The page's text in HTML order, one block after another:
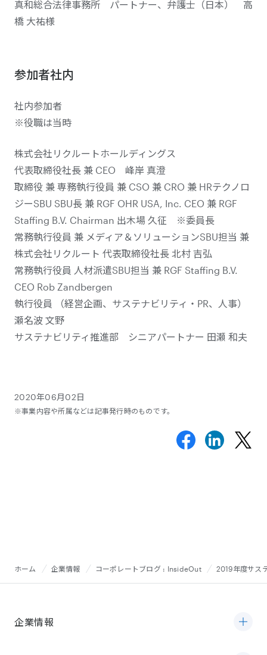
真和総合法律事務所 パートナー、弁護士（日本） 高
橋 大祐様
参加者社内
社内参加者
※役職は当時
株式会社リクルートホールディングス
代表取締役社長 兼 CEO 峰岸 真澄
取締役 兼 専務執行役員 兼 CSO 兼 CRO 兼 HRテクノロ
ジーSBU SBU長 兼 RGF OHR USA, Inc. CEO 兼 RGF
Staffing B.V. Chairman 出木場 久征 ※委員長
常務執行役員 兼 メディア＆ソリューションSBU担当 兼
株式会社リクルート 代表取締役社長 北村 吉弘
常務執行役員 人材派遣SBU担当 兼 RGF Staffing B.V.
CEO Rob Zandbergen
執行役員 （経営企画、サステナビリティ・PR、人事）
瀬名波 文野
サステナビリティ推進部 シニアパートナー 田瀬 和夫
2020年06月02日
※事業内容や所属などは記事発行時のものです。
ホーム 企業情報 コーポレートブログ : InsideOut 2019年度サス
企業情報